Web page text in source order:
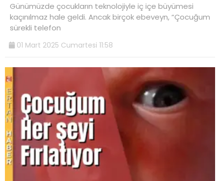
Günümüzde çocukların teknolojiyle iç içe büyümesi
kaçınılmaz hale geldi. Ancak birçok ebeveyn, “Çocuğum
sürekli telefon
01 Mart 2025 Cumartesi 11:58